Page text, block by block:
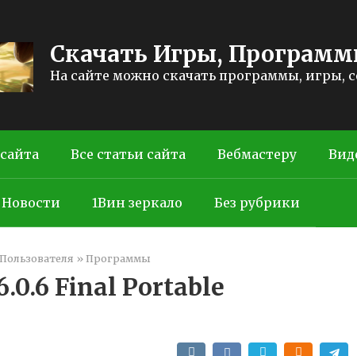
Скачать Игры,
На сайте можно скачать программы, игры,
Все статьи сайта Вебмастеру
Новости 1Вин зеркало Без рубрики
»Программы
Final Portable